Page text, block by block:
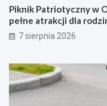
r
o
w
c
:
w
i
h
:
r
ó
n
p
r
Piknik Patriotyczny w
pełne atrakcji dla
7 sierpnia 2026